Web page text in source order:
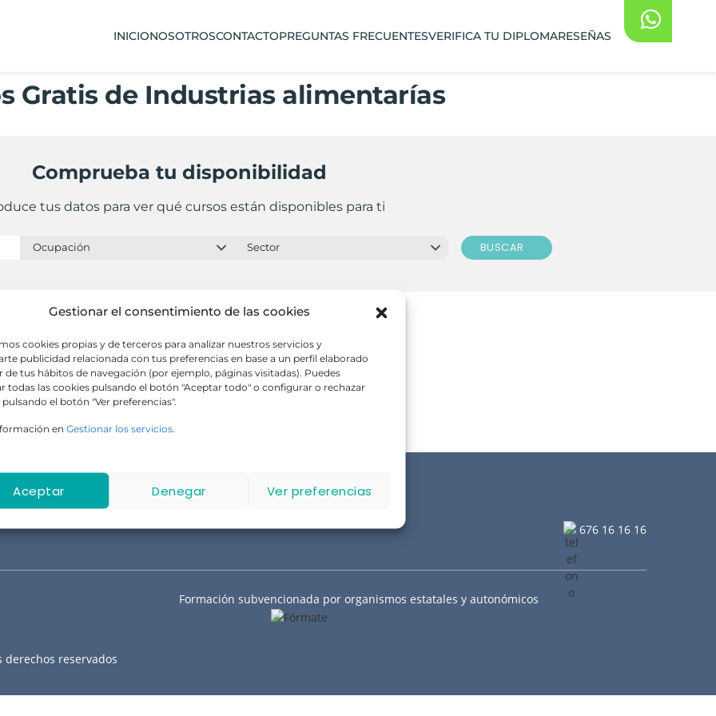
Gestionar el consentimiento de las cookies
cookies propias y de terceros para analizar nuestros servicios y
publicidad relacionada con tus preferencias en base a un perfil elaborado
de tus hábitos de navegación (por ejemplo, páginas visitadas). Puedes
todas las cookies pulsando el botón "Aceptar todo" o configurar o rechazar
pulsando el botón "Ver preferencias".
en Gestionar los servicios.
Aceptar Denegar Ver preferencias
INICIONOSOTROSCONTACTOPREGUNTAS FRECUENTESVERIFICA TU DIPLOMARESEÑAS
Gratis de Industrias alimentarías
Comprueba tu disponibilidad
tus datos para ver qué cursos están disponibles para ti
BUSCAR
No hay cursos disponibles en este momento.
676 16 16 16
reservados
Formación subvencionada por organismos estatales y autonómicos